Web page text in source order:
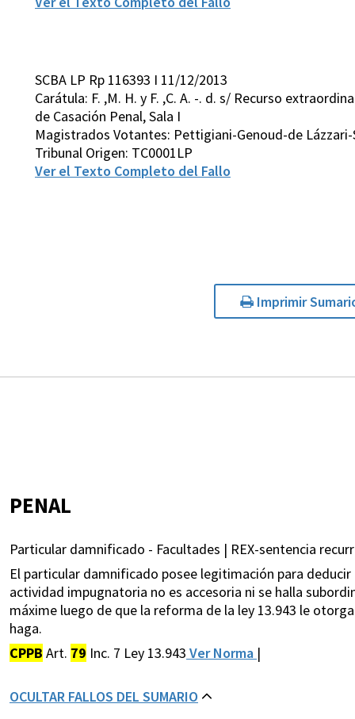
SCBA LP Rp 116393 I 11/12/2013
Carátula: F. ,M. H. y F. ,C. A. -. d. s/ Recurso
de Casación Penal, Sala I
Magistrados Votantes: Pettigiani-Genoud-de
Tribunal Origen: TC0001LP
Ver el Texto Completo del Fallo
Imprimir
PENAL
Particular damnificado - Facultades | REX-sentencia
El particular damnificado posee legitimación para
actividad impugnatoria no es accesoria ni se halla
máxime luego de que la reforma de la ley 13.943 le
haga.
CPPB Art. 79 Inc. 7 Ley 13.943 Ver Norma |
OCULTAR FALLOS DEL SUMARIO